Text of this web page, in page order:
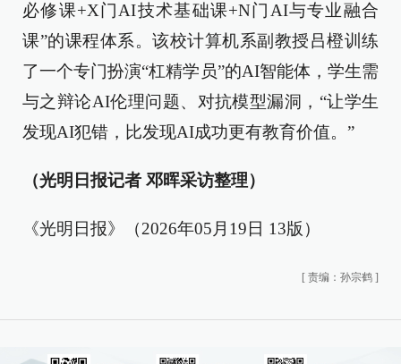
必修课+X门AI技术基础课+N门AI与专业融合
课”的课程体系。该校计算机系副教授吕橙训练
了一个专门扮演“杠精学员”的AI智能体，学生需
与之辩论AI伦理问题、对抗模型漏洞，“让学生
发现AI犯错，比发现AI成功更有教育价值。”
（光明日报记者 邓晖采访整理）
《光明日报》（2026年05月19日 13版）
[ 责编：孙宗鹤 ]